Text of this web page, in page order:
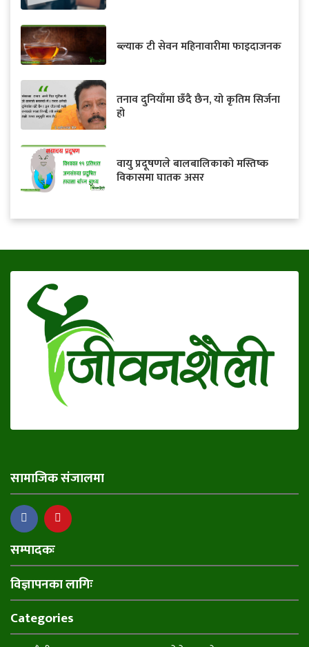
ब्ल्याक टी सेवन महिनावारीमा फाइदाजनक
तनाव दुनियाँमा छँदै छैन, यो कृतिम सिर्जना
हो
वायु प्रदूषणले बालबालिकाको मस्तिष्क
विकासमा घातक असर
सामाजिक संजालमा
सम्पादकः
विज्ञापनका लागिः
Categories